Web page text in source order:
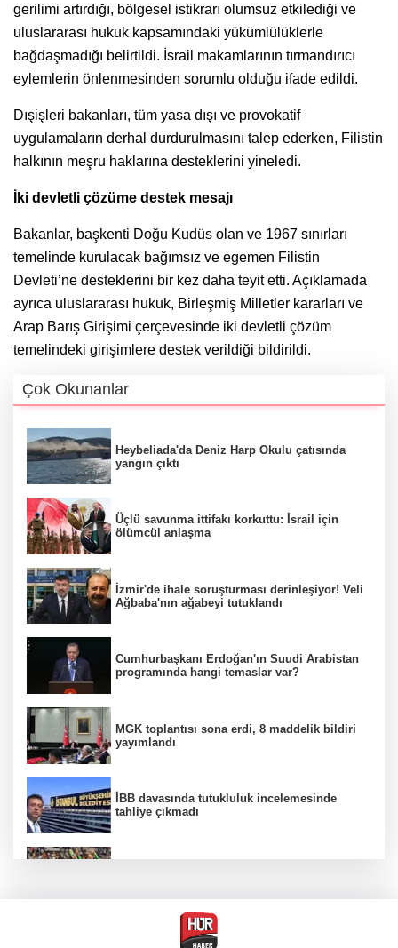
gerilimi artırdığı, bölgesel istikrarı olumsuz etkilediği ve
uluslararası hukuk kapsamındaki yükümlülüklerle
bağdaşmadığı belirtildi. İsrail makamlarının tırmandırıcı
eylemlerin önlenmesinden sorumlu olduğu ifade edildi.
Dışişleri bakanları, tüm yasa dışı ve provokatif
uygulamaların derhal durdurulmasını talep ederken, Filistin
halkının meşru haklarına desteklerini yineledi.
İki devletli çözüme destek mesajı
Bakanlar, başkenti Doğu Kudüs olan ve 1967 sınırları
temelinde kurulacak bağımsız ve egemen Filistin
Devleti’ne desteklerini bir kez daha teyit etti. Açıklamada
ayrıca uluslararası hukuk, Birleşmiş Milletler kararları ve
Arap Barış Girişimi çerçevesinde iki devletli çözüm
temelindeki girişimlere destek verildiği bildirildi.
Çok Okunanlar
Heybeliada'da Deniz Harp Okulu çatısında
yangın çıktı
Üçlü savunma ittifakı korkuttu: İsrail için
ölümcül anlaşma
İzmir'de ihale soruşturması derinleşiyor! Veli
Ağbaba'nın ağabeyi tutuklandı
Cumhurbaşkanı Erdoğan'ın Suudi Arabistan
programında hangi temaslar var?
MGK toplantısı sona erdi, 8 maddelik bildiri
yayımlandı
İBB davasında tutukluluk incelemesinde
tahliye çıkmadı
Venezuela'da iktidar partisi ile muhalefet